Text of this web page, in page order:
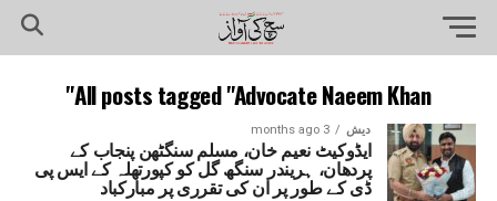
All posts tagged "Advocate Naeem Khan"
دیش 3 months ago
ایڈوکیٹ نعیم خان، مسلم سنگٹھن پنجاب کے
پردھان، ہریندر سنگھ گل کو کپورتھلہ کے ایس پی
ڈی کے طور پر ان کی تقرری پر مبارکباد